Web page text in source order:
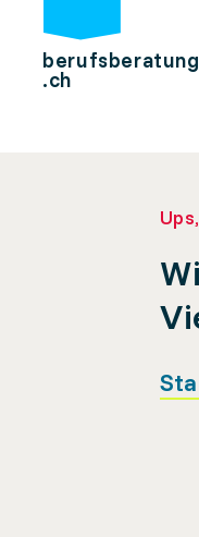
berufsberatung
.ch